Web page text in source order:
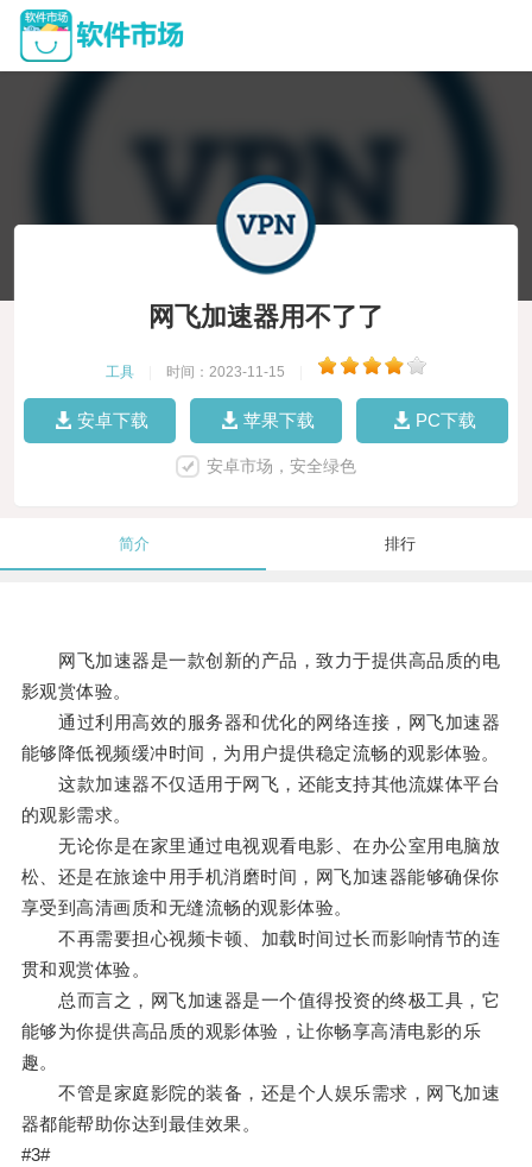
网飞加速器用不了了
工具 时间：2023-11-15
安卓下载 苹果下载 PC下载
安卓市场，安全绿色
简介 排行
网飞加速器是一款创新的产品，致力于提供高品质的电
影观赏体验。
通过利用高效的服务器和优化的网络连接，网飞加速器
能够降低视频缓冲时间，为用户提供稳定流畅的观影体验。
这款加速器不仅适用于网飞，还能支持其他流媒体平台
的观影需求。
无论你是在家里通过电视观看电影、在办公室用电脑放
松、还是在旅途中用手机消磨时间，网飞加速器能够确保你
享受到高清画质和无缝流畅的观影体验。
不再需要担心视频卡顿、加载时间过长而影响情节的连
贯和观赏体验。
总而言之，网飞加速器是一个值得投资的终极工具，它
能够为你提供高品质的观影体验，让你畅享高清电影的乐
趣。
不管是家庭影院的装备，还是个人娱乐需求，网飞加速
器都能帮助你达到最佳效果。
#3#